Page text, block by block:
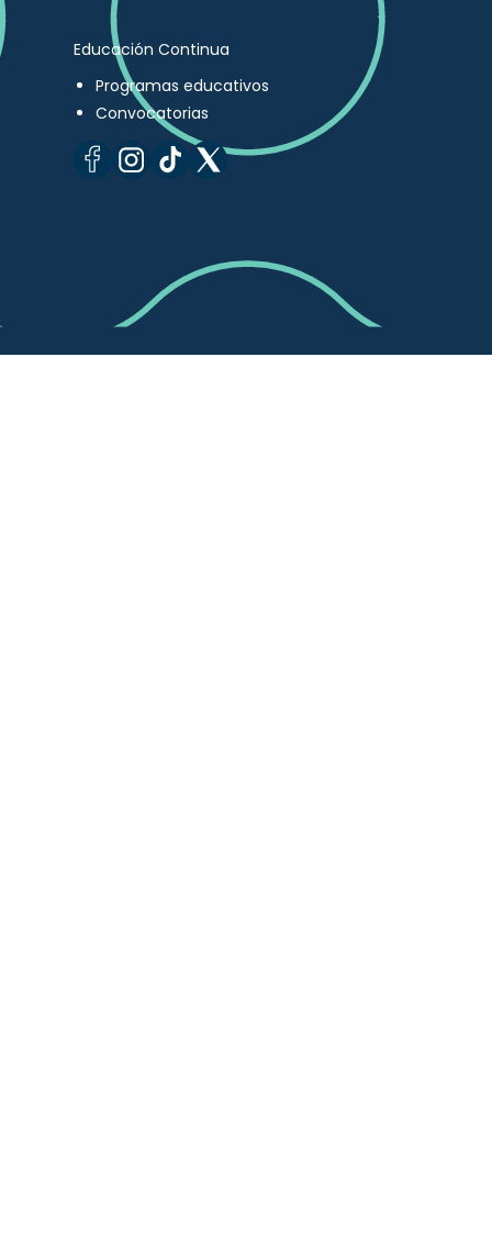
Educación Continua
Programas educativos
Convocatorias